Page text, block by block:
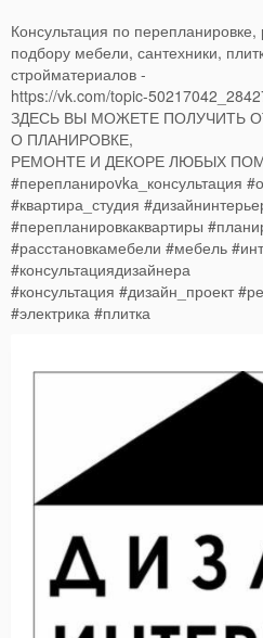
Консультация по
подбору мебели, сантехники,
стройматериалов -
https://vk.com/topic-
ЗДЕСЬ ВЫ МОЖЕТЕ ПОЛУЧИТЬ
О ПЛАНИРОВКЕ,
РЕМОНТЕ И ДЕКОРЕ ЛЮБЫХ
#перепланироvkа_консультация
#квартира_студия
#перепланировкаквартиры
#расстановкамебели #мебель
#консультациядизайнера
#консультация #дизайн_проект
#электрика #плитка